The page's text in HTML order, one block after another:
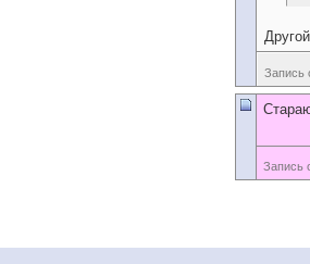
Запись
Запись